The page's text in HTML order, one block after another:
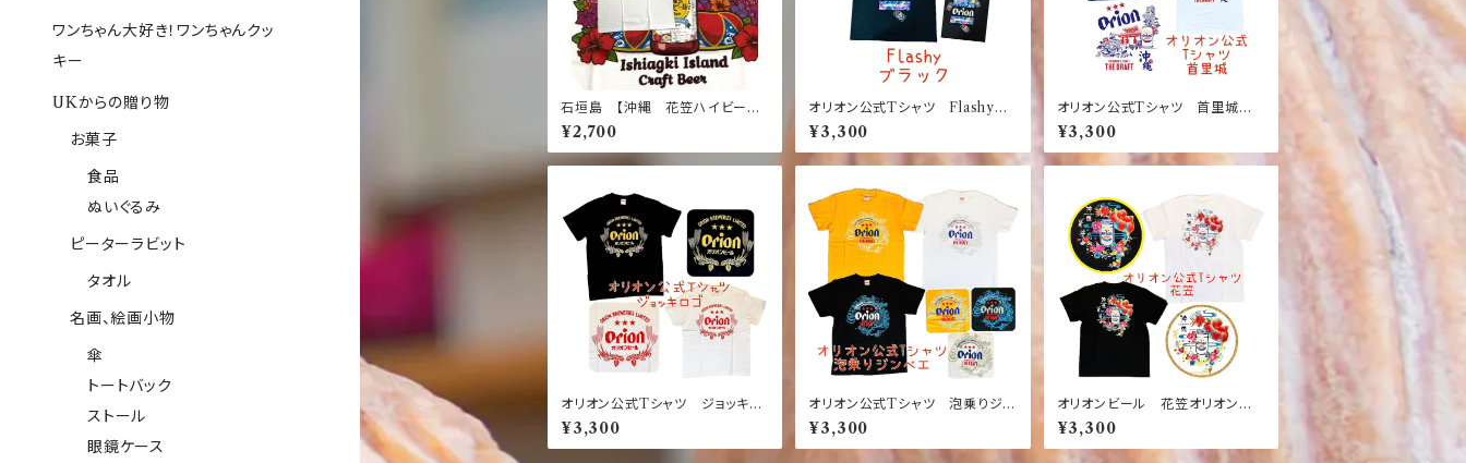
石垣島 【沖縄 花笠ハイビー
ル Tシャツ】 白Tシャツ 沖
縄 土産 観光 ホワイト
¥2,700
オリオン公式Tシャツ Flashy
黒【お土産】【沖縄】【定番】【大人
気】【Orion】【ブラック】
¥3,300
オリオン公式Tシャツ 首里城
デザイン 白 紺 竜 龍 ネイ
ビー ホワイト バックブリント
ワンポイント【お土産】【沖縄】【定
¥3,300
オリオン公式Tシャツ ジョッキロ
ゴ 白×赤 黒×金【お土産】【沖
縄】【定番】【大人気】【Orion】【ホ
ワイト】【レッド】【ブラック】【レッド】
¥3,300
オリオン公式Tシャツ 泡乗りジン
ベイ 【お土産】【沖縄】【定番】【大
人気】【黄色】【黒】【白】【Tシャツ】
【じんべい】【ジンベエザメ】【ジン
¥3,300
オリオンビール 花笠オリオン
ブラック ホワイト Tシャツ【黒】
【白】【沖縄】【ドラフト缶】【お土産
定番】 【お土産】【観光】【紅型】【カ
¥3,300
ワンちゃん大好き！ワンちゃんクッ
キー
UKからの贈り物
お菓子
食品
ぬいぐるみ
ピーターラビット
タオル
名画、絵画小物
傘
トートバック
ストール
眼鏡ケース